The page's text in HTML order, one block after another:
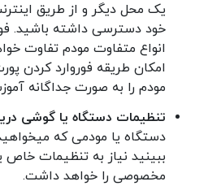
خود دسترسی داشته باشید.
انواع متفاوت مودم تفاوت
امکان طریقه فوروارد کردن
مودم را به صورت جداگانه
تنظیمات دستگاه یا گوشی
دستگاه یا مودمی که
ببینید نیاز به تنظیمات خاص
مخصوصی را خواهد داشت.